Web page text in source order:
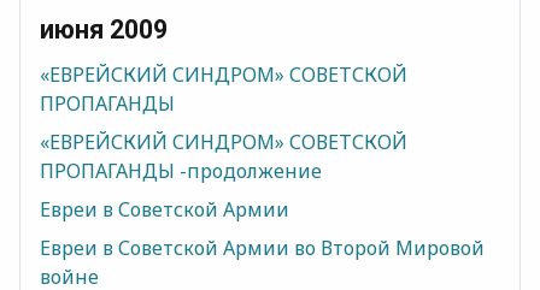
июня 2009
«ЕВРЕЙСКИЙ СИНДРОМ» СОВЕТСКОЙ
ПРОПАГАНДЫ
«ЕВРЕЙСКИЙ СИНДРОМ» СОВЕТСКОЙ
ПРОПАГАНДЫ -продолжение
Евреи в Советской Армии
Евреи в Советской Армии во Второй Мировой
войне